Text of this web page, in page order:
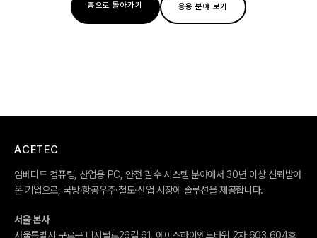
홈으로 돌아가기 응용 분야 보기
ACETEC
임베디드 컴퓨팅, 산업용 PC, 안전 필수 시스템 분야에서 30년 이상 신뢰받아
온 기업으로, 국방·항공우주·철도·산업 시장에 솔루션을 제공합니다.
서울 본사
서울특별시 구로구 디지털로26길 61, 에이스하이엔드타워 2차 603,604호